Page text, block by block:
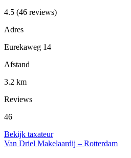
4.5 (46 reviews)
Adres
Eurekaweg 14
Afstand
3.2 km
Reviews
46
Bekijk taxateur
Van Driel Makelaardij – Rotterdam